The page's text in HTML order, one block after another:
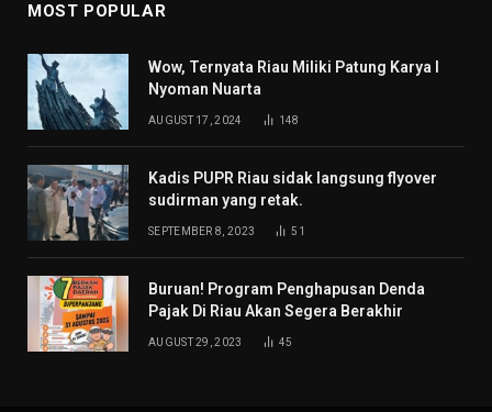
MOST POPULAR
Wow, Ternyata Riau Miliki Patung Karya I
Nyoman Nuarta
AUGUST 17, 2024 148
Kadis PUPR Riau sidak langsung flyover
sudirman yang retak.
SEPTEMBER 8, 2023 51
Buruan! Program Penghapusan Denda
Pajak Di Riau Akan Segera Berakhir
AUGUST 29, 2023 45